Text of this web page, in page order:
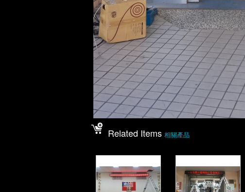
Related Items 相關產品